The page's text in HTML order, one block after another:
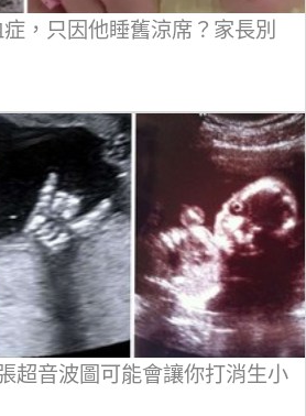
，只因他睡舊涼席？家長別
超音波圖可能會讓你打消生小